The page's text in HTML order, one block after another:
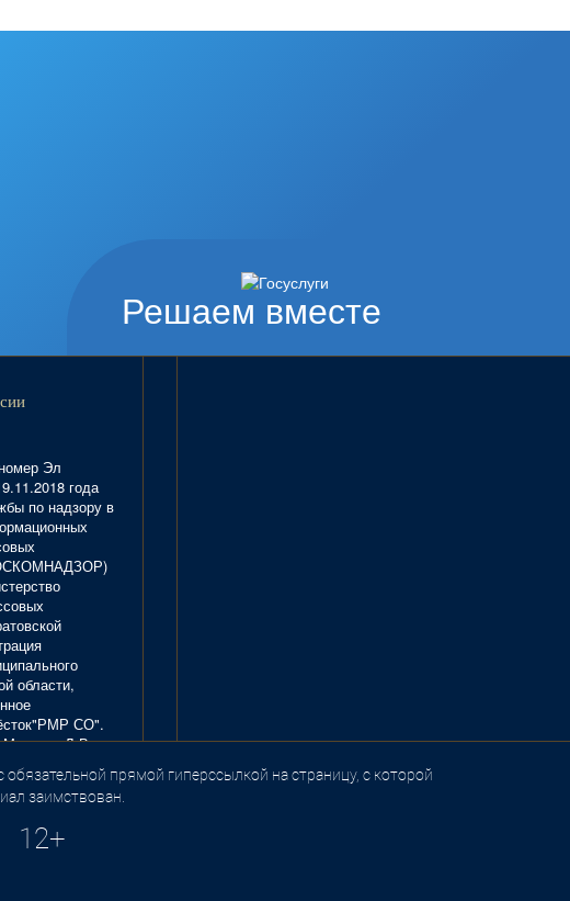
Решаем вместе
Эл
года
по надзору в
области,
СО".
Маркова Л.В.
отдел
прямой гиперссылкой на страницу, с которой
заимствован.
12+